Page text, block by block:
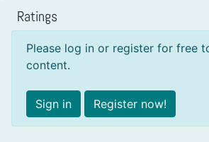
Ratings
Please log in or register for free
content.
Sign in Register now!